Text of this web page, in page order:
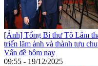
[Ảnh] Tổng Bí thư Tô Lâm
triển lãm ảnh và thành tựu
Vấn đề hôm nay
09:55 - 19/12/2025